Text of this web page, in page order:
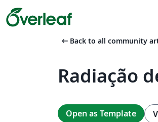
arrow_left_alt Back to all community
Radiação
Open as Template